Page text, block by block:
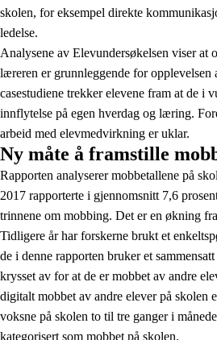
skolen, for eksempel direkte
ledelse.
Analysene av Elevundersøkelsen viser at
læreren er grunnleggende for
casestudiene trekker elevene fram at de i
innflytelse på egen hverdag og læring.
arbeid med elevmedvirkning er uklar.
Ny måte å framstille
Rapporten analyserer mobbetallene på
2017 rapporterte i gjennomsnitt 7,6
trinnene om mobbing. Det er en økning
Tidligere år har forskerne brukt et
de i denne rapporten bruker et
krysset av for at de er mobbet av andre
digitalt mobbet av andre elever på skolen
voksne på skolen to til tre ganger i
kategorisert som mobbet på skolen.